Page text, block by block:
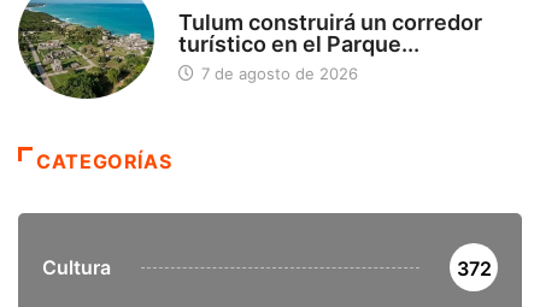
Tulum construirá un corredor
turístico en el Parque...
7 de agosto de 2026
CATEGORÍAS
Cultura 372